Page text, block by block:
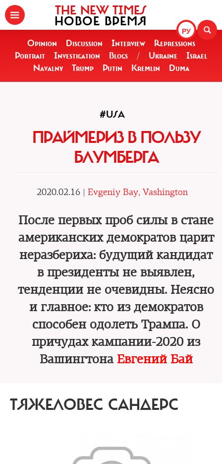
РУ
THE NEW TIMES
НОВОЕ ВРЕМЯ
Opinion Discussion Interview
Repressions
Portrait
Investigation Blogs / Ukraine
Israel
Navalny
Trump Putin Kremlin Duma
#USA
ПРАЙМЕРИЗ В ПОЛЬЗУ
БЛУМБЕРГА
2020.02.16 | Evgeniy Bay, Vashington
После первых проб силы в стане
американских демократов царит
неразбериха: будущий кандидат
в президенты не выявлен,
тенденции не очевидны. Неясно
и главное: кто из демократов
способен одолеть Трампа. О
причудах кампании-2020 из
Вашингтона Евгений Бай
ТЯЖЕЛОВЕС САНДЕРС